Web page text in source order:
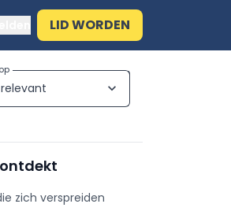
LID WORDEN
expand_more
zich verspreiden